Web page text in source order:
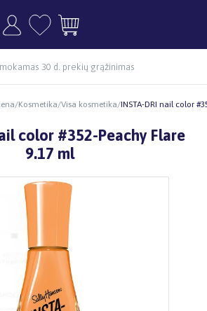
30 d. prekių grąžinimas
/Kosmetika/Visa kosmetika/INSTA-DRI nail color
color #352-Peachy Flare
9.17 ml